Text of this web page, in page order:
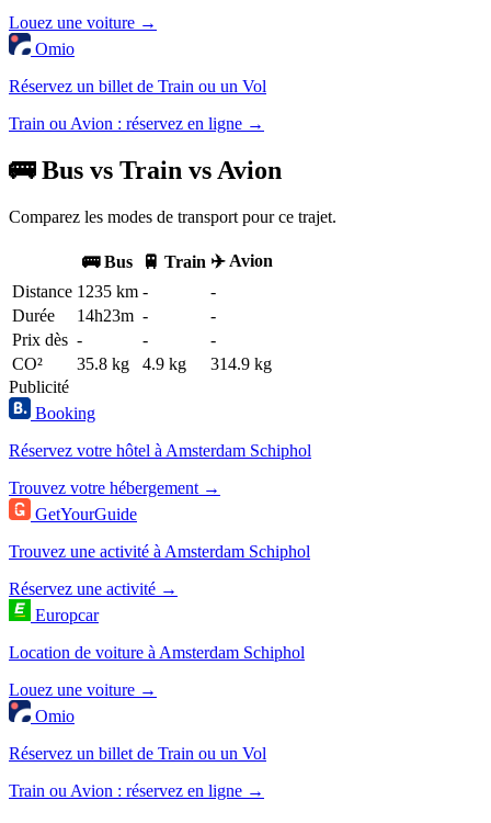
Louez une voiture →
Omio
Réservez un billet de Train ou un Vol
Train ou Avion : réservez en ligne →
🚌 Bus vs Train vs Avion
Comparez les modes de transport pour ce trajet.
🚌 Bus 🚆 Train ✈️ Avion
Distance 1235 km -
-
Durée
14h23m -
-
Prix dès - -
-
CO²
35.8 kg 4.9 kg
314.9 kg
Publicité
Booking
Réservez votre hôtel à Amsterdam Schiphol
Trouvez votre hébergement →
GetYourGuide
Trouvez une activité à Amsterdam Schiphol
Réservez une activité →
Europcar
Location de voiture à Amsterdam Schiphol
Louez une voiture →
Omio
Réservez un billet de Train ou un Vol
Train ou Avion : réservez en ligne →